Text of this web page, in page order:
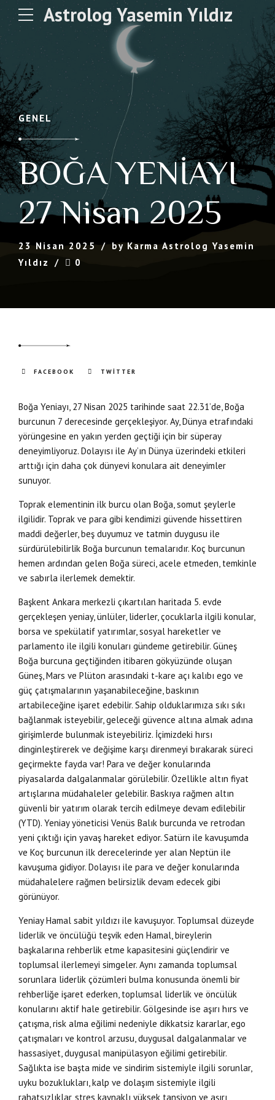
Astrolog Yasemin Yıldız
GENEL
BOĞA YENİAYI
27 Nisan 2025
23 Nisan 2025
by Karma Astrolog Yasemin
Yıldız
0
FACEBOOK TWITTER
Boğa Yeniayı, 27 Nisan 2025 tarihinde saat 22.31’de, Boğa
burcunun 7 derecesinde gerçekleşiyor. Ay, Dünya etrafındaki
yörüngesine en yakın yerden geçtiği için bir süperay
deneyimliyoruz. Dolayısı ile Ay’ın Dünya üzerindeki etkileri
arttığı için daha çok dünyevi konulara ait deneyimler
sunuyor.
Toprak elementinin ilk burcu olan Boğa, somut şeylerle
ilgilidir. Toprak ve para gibi kendimizi güvende hissettiren
maddi değerler, beş duyumuz ve tatmin duygusu ile
sürdürülebilirlik Boğa burcunun temalarıdır. Koç burcunun
hemen ardından gelen Boğa süreci, acele etmeden, temkinle
ve sabırla ilerlemek demektir.
Başkent Ankara merkezli çıkartılan haritada 5. evde
gerçekleşen yeniay, ünlüler, liderler, çocuklarla ilgili konular,
borsa ve spekülatif yatırımlar, sosyal hareketler ve
parlamento ile ilgili konuları gündeme getirebilir. Güneş
Boğa burcuna geçtiğinden itibaren gökyüzünde oluşan
Güneş, Mars ve Plüton arasındaki t-kare açı kalıbı ego ve
güç çatışmalarının yaşanabileceğine, baskının
artabileceğine işaret edebilir. Sahip olduklarımıza sıkı sıkı
bağlanmak isteyebilir, geleceği güvence altına almak adına
girişimlerde bulunmak isteyebiliriz. İçimizdeki hırsı
dinginleştirerek ve değişime karşı direnmeyi bırakarak süreci
geçirmekte fayda var! Para ve değer konularında
piyasalarda dalgalanmalar görülebilir. Özellikle altın fiyat
artışlarına müdahaleler gelebilir. Baskıya rağmen altın
güvenli bir yatırım olarak tercih edilmeye devam edilebilir
(YTD). Yeniay yöneticisi Venüs Balık burcunda ve retrodan
yeni çıktığı için yavaş hareket ediyor. Satürn ile kavuşumda
ve Koç burcunun ilk derecelerinde yer alan Neptün ile
kavuşuma gidiyor. Dolayısı ile para ve değer konularında
müdahalelere rağmen belirsizlik devam edecek gibi
görünüyor.
Yeniay Hamal sabit yıldızı ile kavuşuyor. Toplumsal düzeyde
liderlik ve öncülüğü teşvik eden Hamal, bireylerin
başkalarına rehberlik etme kapasitesini güçlendirir ve
toplumsal ilerlemeyi simgeler. Aynı zamanda toplumsal
sorunlara liderlik çözümleri bulma konusunda önemli bir
rehberliğe işaret ederken, toplumsal liderlik ve öncülük
konularını aktif hale getirebilir. Gölgesinde ise aşırı hırs ve
çatışma, risk alma eğilimi nedeniyle dikkatsiz kararlar, ego
çatışmaları ve kontrol arzusu, duygusal dalgalanmalar ve
hassasiyet, duygusal manipülasyon eğilimi getirebilir.
Sağlıkta ise başta mide ve sindirim sistemiyle ilgili sorunlar,
uyku bozuklukları, kalp ve dolaşım sistemiyle ilgili
rahatsızlıklar, stres kaynaklı yüksek tansiyon ve aşırı